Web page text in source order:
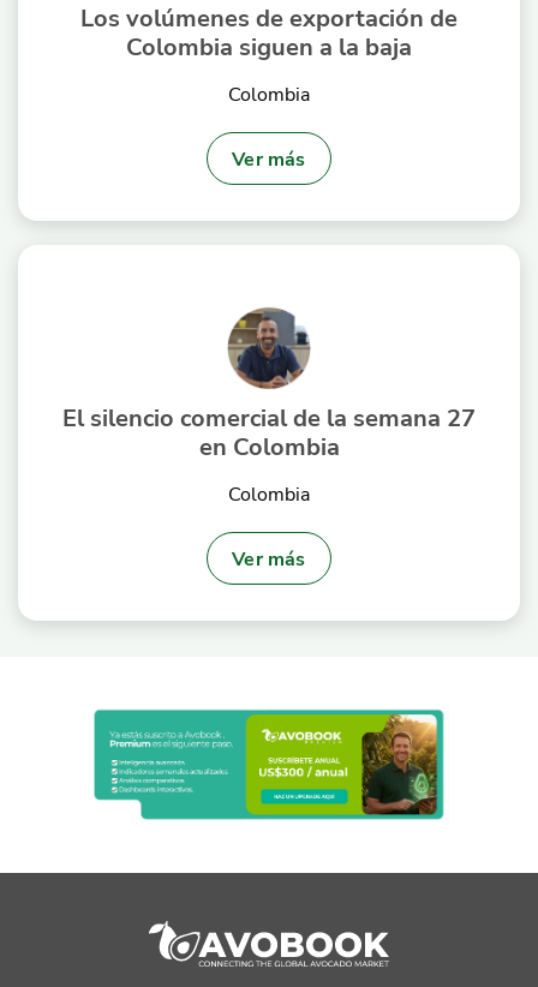
Los volúmenes de exportación de
Colombia siguen a la baja
Colombia
Ver más
El silencio comercial de la semana 27
en Colombia
Colombia
Ver más